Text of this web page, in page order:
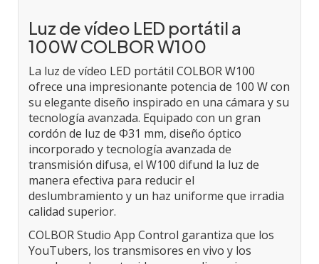
Luz de vídeo LED portátil a
100W COLBOR W100
La luz de vídeo LED portátil COLBOR W100
ofrece una impresionante potencia de 100 W con
su elegante diseño inspirado en una cámara y su
tecnología avanzada. Equipado con un gran
cordón de luz de Φ31 mm, diseño óptico
incorporado y tecnología avanzada de
transmisión difusa, el W100 difund la luz de
manera efectiva para reducir el
deslumbramiento y un haz uniforme que irradia
calidad superior.
COLBOR Studio App Control garantiza que los
YouTubers, los transmisores en vivo y los